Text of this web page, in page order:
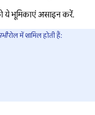
ये भूमिकाएं असाइन करें.
रोल में शामिल होती हैं: